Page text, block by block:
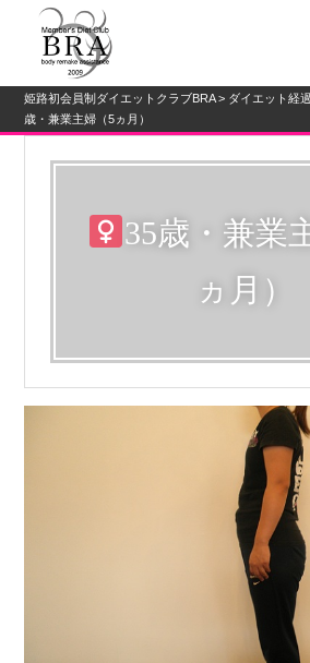
姫路初会員制ダイエッ
姫路初会員制ダイエットクラブBRA> ダイエット経
歳・兼業主婦（5ヵ月）
35歳・兼業
ヵ月）